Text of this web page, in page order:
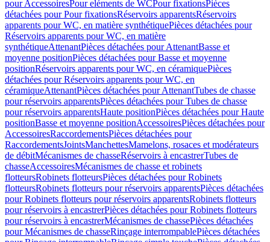
pour AccessoiresPour eléments de WCPour fixationsPièces
détachées pour Pour fixationsRéservoirs apparentsRéservoirs
apparents pour WC, en matière synthétiquePièces détachées pour
Réservoirs apparents pour WC, en matière
synthétiqueAttenantPièces détachées pour AttenantBasse et
moyenne positionPièces détachées pour Basse et moyenne
positionRéservoirs apparents pour WC, en céramiquePièces
détachées pour Réservoirs apparents pour WC, en
céramiqueAttenantPièces détachées pour AttenantTubes de chasse
pour réservoirs apparentsPièces détachées pour Tubes de chasse
pour réservoirs apparentsHaute positionPièces détachées pour Haute
positionBasse et moyenne positionAccessoiresPièces détachées pour
AccessoiresRaccordementsPièces détachées pour
RaccordementsJointsManchettesMamelons, rosaces et modérateurs
de débitMécanismes de chasseRéservoirs à encastrerTubes de
chasseAccessoiresMécanismes de chasse et robinets
flotteursRobinets flotteursPièces détachées pour Robinets
flotteursRobinets flotteurs pour réservoirs apparentsPièces détachées
pour Robinets flotteurs pour réservoirs apparentsRobinets flotteurs
pour réservoirs à encastrerPièces détachées pour Robinets flotteurs
pour réservoirs à encastrerMécanismes de chassePièces détachées
pour Mécanismes de chasseRinçage interrompablePièces détachées